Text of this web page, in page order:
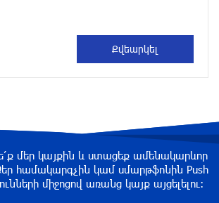
энергодефицита в Армении: Алексей
около одного месяца назад
Ереван-Севан произошел
մեր կայքին և ստացեք ամենակարևոր
համակարգչին կամ սմարթֆոնին Push
միջոցով առանց կայք այցելելու։